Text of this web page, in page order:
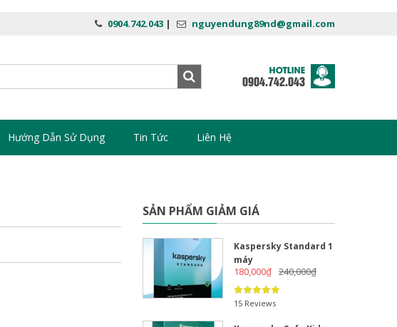
0904.742.043 | nguyendung89nd@gmail.com
Hướng Dẫn Sử Dụng Tin Tức Liên Hệ
SẢN PHẨM GIẢM GIÁ
Kaspersky Standard 1
máy
240,000₫
180,000₫
15 Reviews